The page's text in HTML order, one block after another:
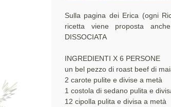
Sulla pagina dei Erica (ogni
ricetta viene proposta
DISSOCIATA
INGREDIENTI X 6 PERSONE
un bel pezzo di roast beef di
2 carote pulite e divise a metà
1 costola di sedano pulita e
12 cipolla pulita e divisa a metà